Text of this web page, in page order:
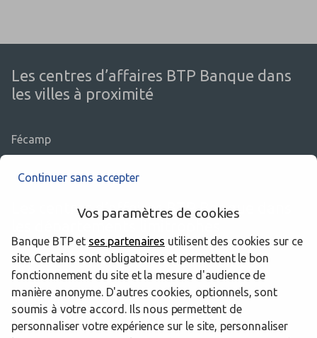
Les centres d’affaires BTP Banque dans
les villes à proximité
Fécamp
Les centres d’affaires BTP Banque dans
14 Calvados
80 Somme
Continuer sans accepter
Vos paramètres de cookies
Banque BTP et ses partenaires utilisent des cookies sur ce
site. Certains sont obligatoires et permettent le bon
fonctionnement du site et la mesure d'audience de
manière anonyme. D'autres cookies, optionnels, sont
soumis à votre accord. Ils nous permettent de
personnaliser votre expérience sur le site, personnaliser